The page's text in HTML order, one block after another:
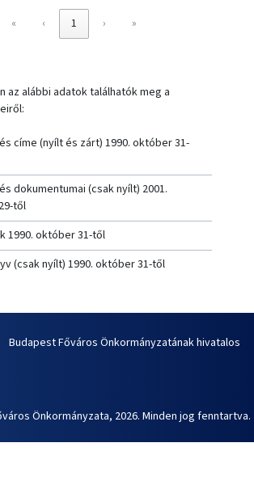
«
‹ 1 › »
az alábbi adatok találhatók meg a
címe (nyílt és zárt) 1990. október 31-
dokumentumai (csak nyílt) 2001.
től
1990. október 31-től
(csak nyílt) 1990. október 31-től
Budapest Főváros Önkormányzatának hivatalos
Önkormányzata, 2026. Minden jog fenntartva.